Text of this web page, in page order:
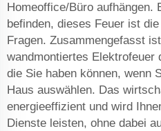
Homeoffice/Büro aufhängen.
befinden, dieses Feuer ist
Fragen. Zusammengefasst
wandmontiertes Elektrofeuer
die Sie haben können, wenn
Haus auswählen. Das
energieeffizient und wird
Dienste leisten, ohne dabei